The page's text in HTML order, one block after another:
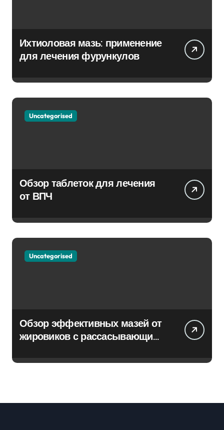
Ихтиоловая мазь: применение
для лечения фурункулов
Uncategorised
Обзор таблеток для лечения
от ВПЧ
Uncategorised
Обзор эффективных мазей от
жировиков с рассасывающим